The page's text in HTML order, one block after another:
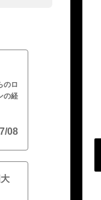
のロ
の経
08